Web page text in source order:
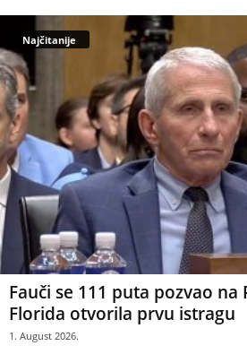
Najčitanije
Fauči se 111 puta pozvao
Florida otvorila prvu istragu
1. August 2026.